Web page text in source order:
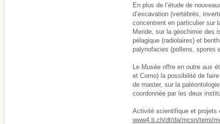
En plus de l’étude de
d’excavation (vertébrés,
concentrent en particulier sur
Meride, sur la géochimie des
pélagique (radiolaires) et
palynofacies (pollens, spores
Le Musée offre en outre aux
et Como) la possibilité de
de master, sur la
coordonnée par les deux
Activité scientifique et projets
www4.ti.ch/dt/da/mcsn/temi/